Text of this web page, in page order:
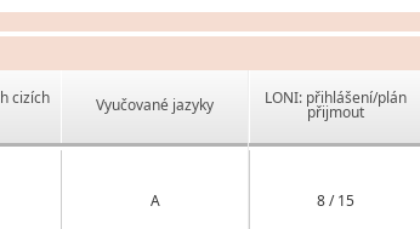
cizích Vyučované jazyky
A
LONI: přihlášení/plán
přijmout
8 / 15